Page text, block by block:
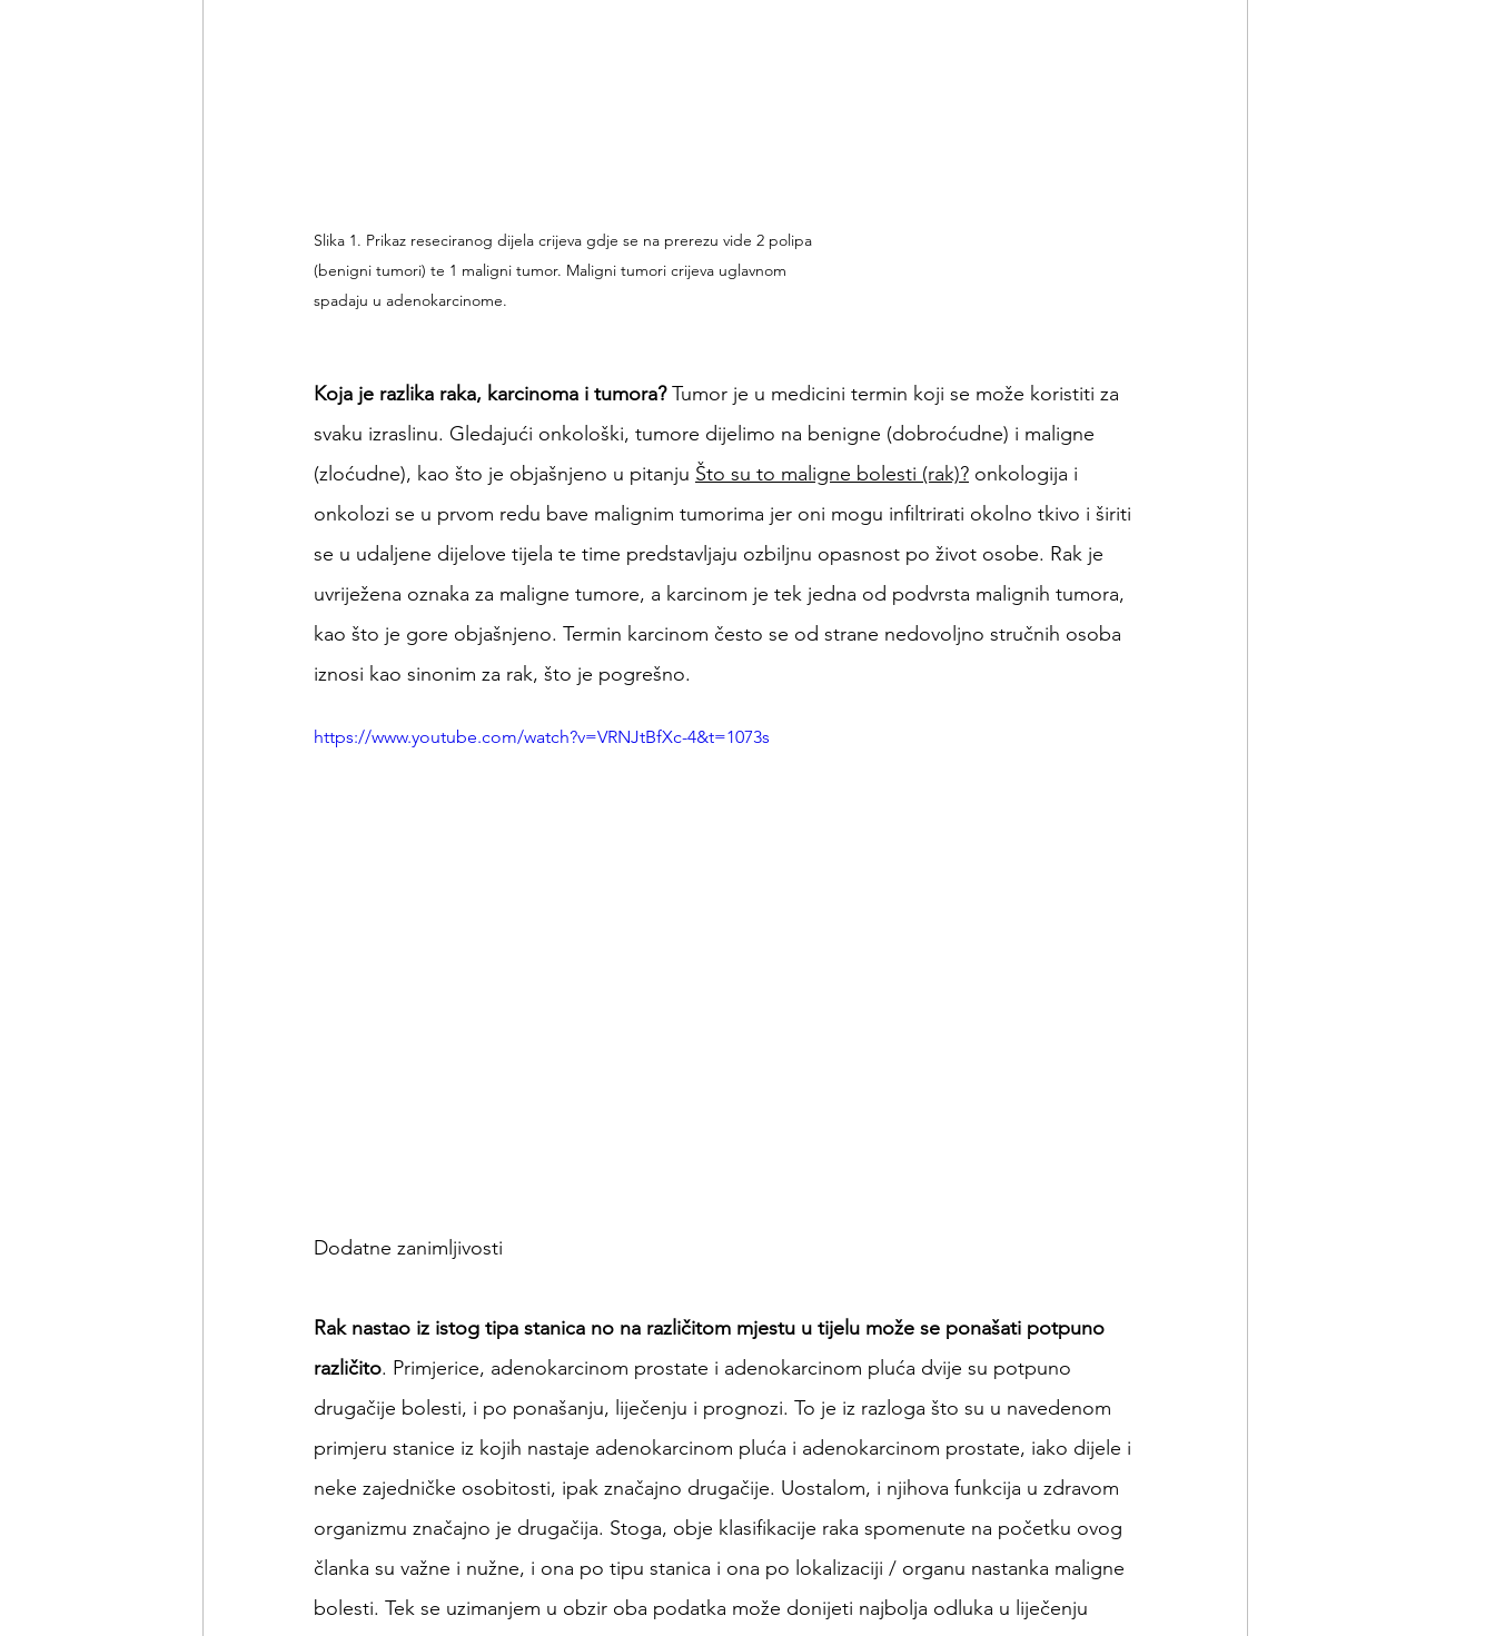
Slika 1. Prikaz reseciranog dijela crijeva gdje se na prerezu vide 2 polipa
(benigni tumori) te 1 maligni tumor. Maligni tumori crijeva uglavnom
spadaju u adenokarcinome.
Koja je razlika raka, karcinoma i tumora? Tumor je u medicini termin koji se može koristiti za
svaku izraslinu. Gledajući onkološki, tumore dijelimo na benigne (dobroćudne) i maligne
(zloćudne), kao što je objašnjeno u pitanju Što su to maligne bolesti (rak)? onkologija i
onkolozi se u prvom redu bave malignim tumorima jer oni mogu infiltrirati okolno tkivo i širiti
se u udaljene dijelove tijela te time predstavljaju ozbiljnu opasnost po život osobe. Rak je
uvriježena oznaka za maligne tumore, a karcinom je tek jedna od podvrsta malignih tumora,
kao što je gore objašnjeno. Termin karcinom često se od strane nedovoljno stručnih osoba
iznosi kao sinonim za rak, što je pogrešno.
https://www.youtube.com/watch?v=VRNJtBfXc-4&t=1073s
​Dodatne zanimljivosti
Rak nastao iz istog tipa stanica no na različitom mjestu u tijelu može se ponašati potpuno
različito. Primjerice, adenokarcinom prostate i adenokarcinom pluća dvije su potpuno
drugačije bolesti, i po ponašanju, liječenju i prognozi. To je iz razloga što su u navedenom
primjeru stanice iz kojih nastaje adenokarcinom pluća i adenokarcinom prostate, iako dijele i
neke zajedničke osobitosti, ipak značajno drugačije. Uostalom, i njihova funkcija u zdravom
organizmu značajno je drugačija. Stoga, obje klasifikacije raka spomenute na početku ovog
članka su važne i nužne, i ona po tipu stanica i ona po lokalizaciji / organu nastanka maligne
bolesti. Tek se uzimanjem u obzir oba podatka može donijeti najbolja odluka u liječenju